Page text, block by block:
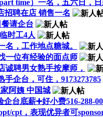
time）一名，五六日，
招聘在店 销售一名
餐请企台
时工4人
名，工作地点糖城。
一位有经验的面点师
诚聘男女熟手按摩师，
企台，可住，9173273785
阿姨 中国城
台底薪➕好小费516-288-
cpt，表现优异者可